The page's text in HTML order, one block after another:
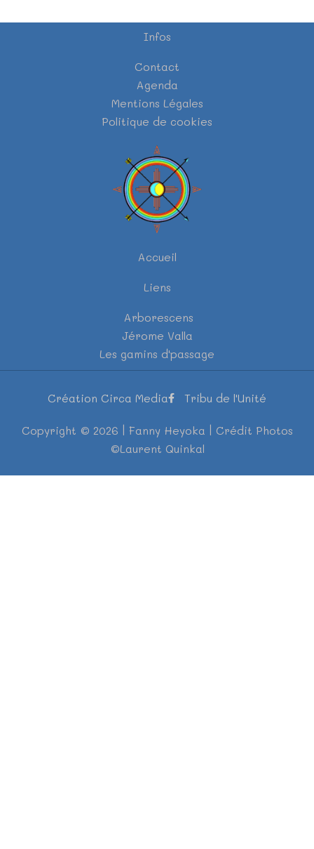
Infos
Contact
Agenda
Mentions Légales
Politique de cookies
Accueil
Liens
Arborescens
Jérome Valla
Les gamins d'passage
Création Circa Media Tribu de l'Unité
Copyright © 2026 | Fanny Heyoka | Crédit Photos
©Laurent Quinkal